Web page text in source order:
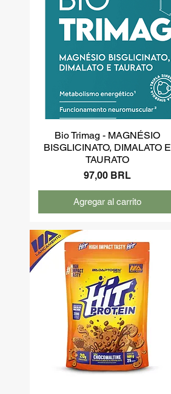
Bio Trimag - MAGNÉSIO
BISGLICINATO, DIMALATO E
TAURATO
Precio
97,00 BRL
Agregar al carrito